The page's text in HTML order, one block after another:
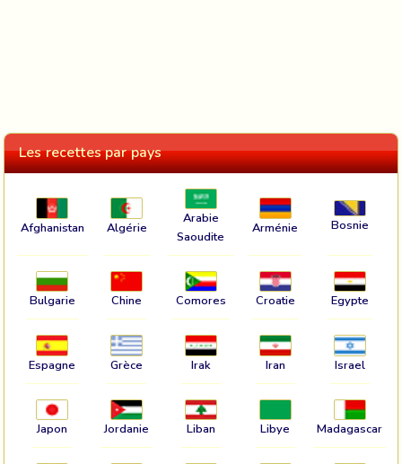
Les recettes par pays
Afghanistan Algérie
Arabie
Saoudite
Arménie Bosnie
Bulgarie Chine Comores Croatie Egypte
Espagne Grèce Irak Iran Israel
Japon Jordanie Liban Libye Madagascar